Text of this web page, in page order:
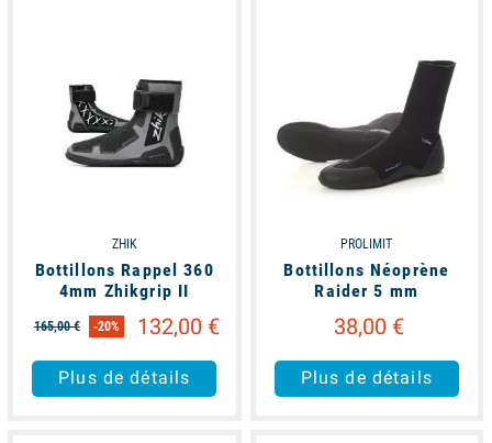
ZHIK
Bottillons Rappel 360
4mm Zhikgrip II
165,00 € -20% 132,00 €
Plus de détails
PROLIMIT
Bottillons Néoprène
Raider 5 mm
38,00 €
Plus de détails